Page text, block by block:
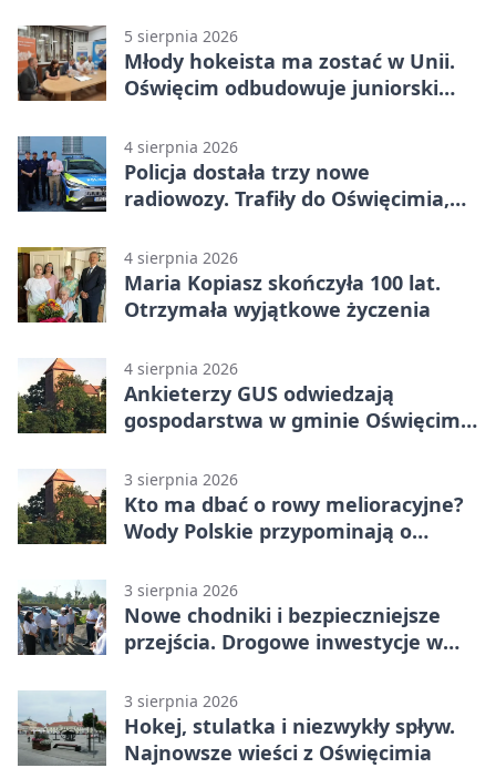
5 sierpnia 2026
Młody hokeista ma zostać w Unii.
Oświęcim odbudowuje juniorski
4 sierpnia 2026
Policja dostała trzy nowe
radiowozy. Trafiły do Oświęcimia,
4 sierpnia 2026
Maria Kopiasz skończyła 100 lat.
Otrzymała wyjątkowe życzenia
4 sierpnia 2026
Ankieterzy GUS odwiedzają
gospodarstwa w gminie Oświęcim.
3 sierpnia 2026
Kto ma dbać o rowy melioracyjne?
Wody Polskie przypominają o
3 sierpnia 2026
Nowe chodniki i bezpieczniejsze
przejścia. Drogowe inwestycje w
3 sierpnia 2026
Hokej, stulatka i niezwykły spływ.
Najnowsze wieści z Oświęcimia